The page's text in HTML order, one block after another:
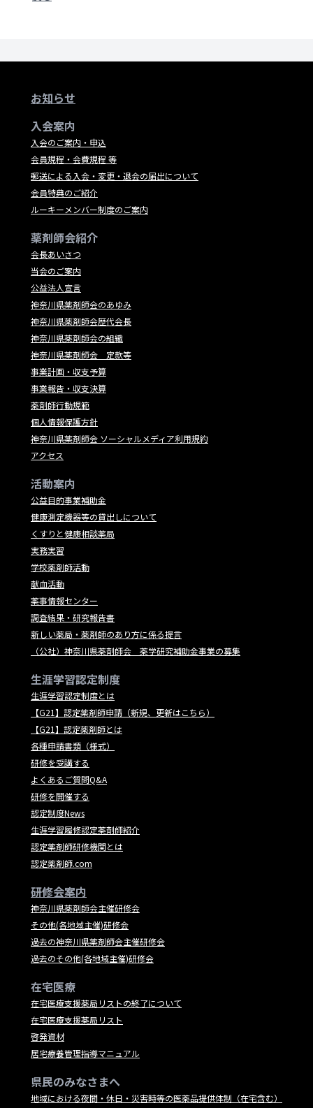
お知らせ
入会案内
入会のご案内・申込
会員規程・会費規程 等
郵送による入会・変更・退会の届出について
会員特典のご紹介
ルーキーメンバー制度のご案内
薬剤師会紹介
会長あいさつ
当会のご案内
公益法人宣言
神奈川県薬剤師会のあゆみ
神奈川県薬剤師会歴代会長
神奈川県薬剤師会の組織
神奈川県薬剤師会 定款等
事業計画・収支予算
事業報告・収支決算
薬剤師行動規範
個人情報保護方針
神奈川県薬剤師会 ソーシャルメディア利用規約
アクセス
活動案内
公益目的事業補助金
健康測定機器等の貸出しについて
くすりと健康相談薬局
実務実習
学校薬剤師活動
献血活動
薬事情報センター
調査結果・研究報告書
新しい薬局・薬剤師のあり方に係る提言
（公社）神奈川県薬剤師会 薬学研究補助金事業の募集
生涯学習認定制度
生涯学習認定制度とは
【G21】認定薬剤師申請（新規、更新はこちら）
【G21】認定薬剤師とは
各種申請書類（様式）
研修を受講する
よくあるご質問Q&A
研修を開催する
認定制度News
生涯学習履修認定薬剤師紹介
認定薬剤師研修機関とは
認定薬剤師.com
研修会案内
神奈川県薬剤師会主催研修会
その他(各地域主催)研修会
過去の神奈川県薬剤師会主催研修会
過去のその他(各地域主催)研修会
在宅医療
在宅医療支援薬局リストの終了について
在宅医療支援薬局リスト
啓発資材
居宅療養管理指導マニュアル
県民のみなさまへ
地域における夜間・休日・災害時等の医薬品提供体制（在宅含む）